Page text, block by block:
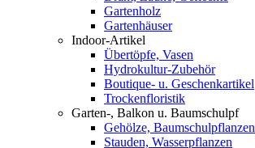
Gartenholz
Gartenhäuser
Indoor-Artikel
Übertöpfe, Vasen
Hydrokultur-Zubehör
Boutique- u. Geschenkartikel
Trockenfloristik
Garten-, Balkon u. Baumschulpf
Gehölze, Baumschulpflanzen
Stauden, Wasserpflanzen